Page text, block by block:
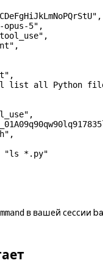
,
opus-5" ,
,
,
,
all Python
,
,
"ls *.py"
в вашей сессии